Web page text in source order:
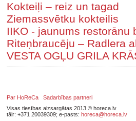
Kokteiļi – reiz un tagad
Ziemassvētku kokteilis
IIKO - jaunums restorānu
Riteņbraucēju – Radlera
VESTA OGĻU GRILA
Par HoReCa
Sadarbības partneri
Visas tiesības aizsargātas 2013 © horeca.lv
tālr: +371 20039309; e-pasts: horeca@horeca.lv